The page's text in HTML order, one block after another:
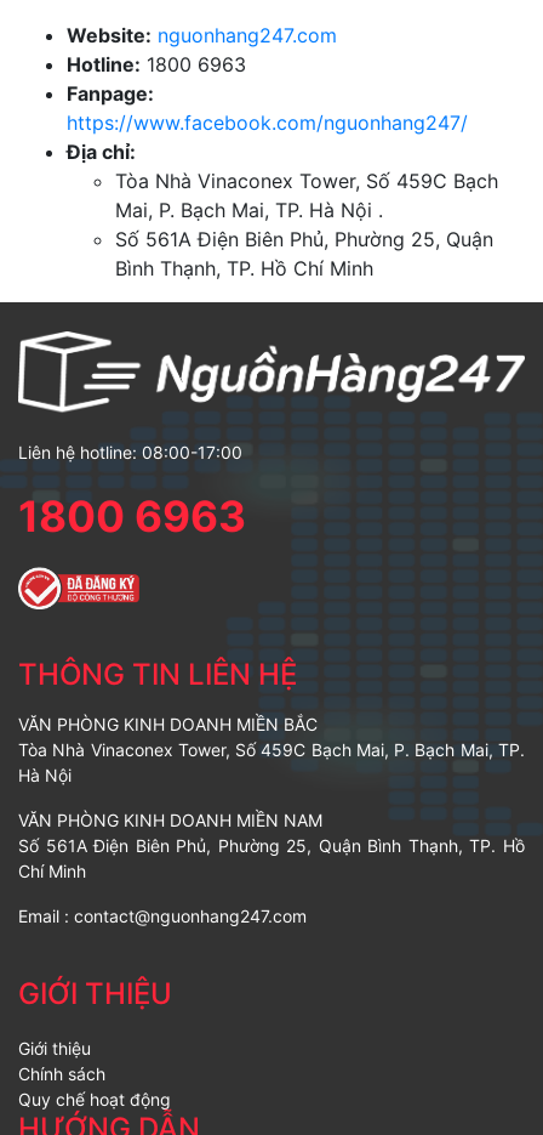
Website: nguonhang247.com
Hotline: 1800 6963
Fanpage:
https://www.facebook.com/nguonhang247/
Địa chỉ:
Tòa Nhà Vinaconex Tower, Số 459C Bạch
Mai, P. Bạch Mai, TP. Hà Nội .
Số 561A Điện Biên Phủ, Phường 25, Quận
Bình Thạnh, TP. Hồ Chí Minh
Liên hệ hotline: 08:00-17:00
1800 6963
THÔNG TIN LIÊN HỆ
VĂN PHÒNG KINH DOANH MIỀN BẮC
Tòa Nhà Vinaconex Tower, Số 459C Bạch Mai, P. Bạch Mai, TP.
Hà Nội
VĂN PHÒNG KINH DOANH MIỀN NAM
Số 561A Điện Biên Phủ, Phường 25, Quận Bình Thạnh, TP. Hồ
Chí Minh
Email : contact@nguonhang247.com
GIỚI THIỆU
Giới thiệu
Chính sách
Quy chế hoạt động